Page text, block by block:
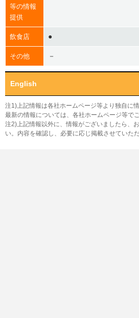
等の情報
提供
飲食店 ●
その他 －
English
注1)上記情報は各社ホームページ等より独自に
最新の情報については、各社ホームページ等で
注2)上記情報以外に、情報がございましたら、
い。内容を確認し、必要に応じ掲載させていただ